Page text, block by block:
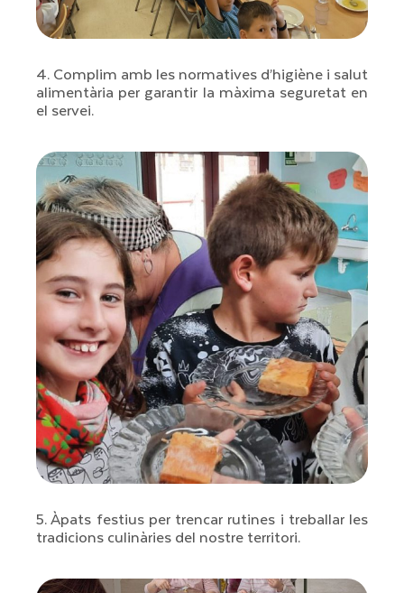
4. Complim amb les normatives d’higiène i salut
alimentària per garantir la màxima seguretat en
el servei.
5. Àpats festius per trencar rutines i treballar les
tradicions culinàries del nostre territori.